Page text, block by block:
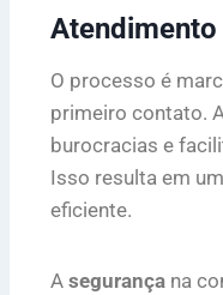
O processo é
primeiro contato.
burocracias e
Isso resulta em um
eficiente.
A segurança na